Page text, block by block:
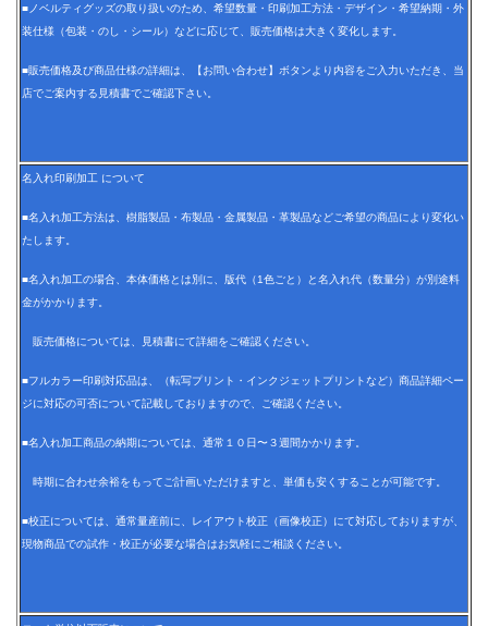
■ノベルティグッズの取り扱いのため、希望数量・印刷加工方法・デザイン・希望納期・外
装仕様（包装・のし・シール）などに応じて、販売価格は大きく変化します。
■販売価格及び商品仕様の詳細は、【お問い合わせ】ボタンより内容をご入力いただき、当
店でご案内する見積書でご確認下さい。
名入れ印刷加工 について
■名入れ加工方法は、樹脂製品・布製品・金属製品・革製品などご希望の商品により変化い
たします。
■名入れ加工の場合、本体価格とは別に、版代（1色ごと）と名入れ代（数量分）が別途料
金がかかります。
販売価格については、見積書にて詳細をご確認ください。
■フルカラー印刷対応品は、（転写プリント・インクジェットプリントなど）商品詳細ペー
ジに対応の可否について記載しておりますので、ご確認ください。
■名入れ加工商品の納期については、通常１０日〜３週間かかります。
時期に合わせ余裕をもってご計画いただけますと、単価も安くすることが可能です。
■校正については、通常量産前に、レイアウト校正（画像校正）にて対応しておりますが、
現物商品での試作・校正が必要な場合はお気軽にご相談ください。